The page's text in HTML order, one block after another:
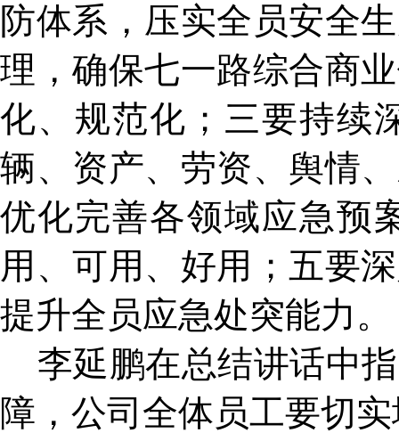
防体系，压实全员安全
理，确保七一路综合商
化、规范化；三要持续
辆、资产、劳资、舆情
优化完善各领域应急预
用、可用、好用；五要
提升全员应急处突能力。
李延鹏在总结讲话中
障，公司全体员工要切